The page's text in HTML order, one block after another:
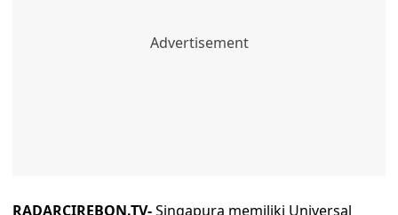
RADARCIREBON.TV-Singapura memiliki Universal